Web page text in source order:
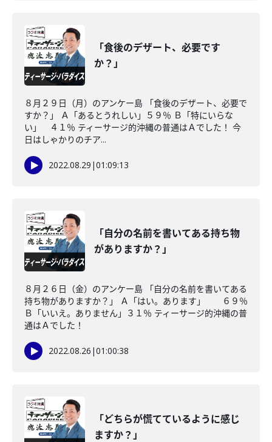
「食後のデザート、必要です
か？」
８月２９日（月）のアンケー島 「食後のデザート、必要で
すか？」 Ａ「あるとうれしい」５９％ Ｂ「特にいらな
い」 ４１％ ティーサージ的沖縄の普通はＡでした！ 今
日はしゃかりのチア...
2022.08.29 |01:09:13
「自分の名前を書いてある持ち物
がありますか？」
８月２６日（金）のアンケー島 「自分の名前を書いてある
持ち物がありますか？」 Ａ「はい。あります」 ６９％
Ｂ「いいえ。ありません」３１％ ティーサージ的沖縄の普
通はＡでした！
2022.08.26 |01:00:38
「どちらが慌てているように感じ
ますか？」